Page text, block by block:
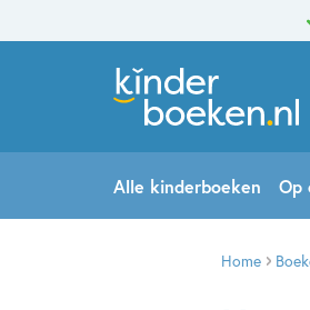
Alle kinderboeken Op
Home